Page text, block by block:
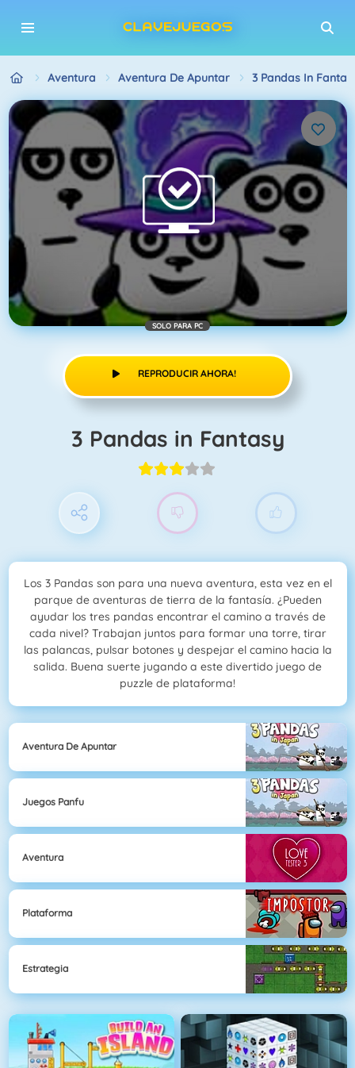
Aventura Aventura De Apuntar 3 Pandas In
SOLO PARA PC
REPRODUCIR AHORA!
3 Pandas in Fantasy
Los 3 Pandas son para una nueva aventura, esta vez en el
parque de aventuras de tierra de la fantasía. ¿Pueden
ayudar los tres pandas encontrar el camino a través de
cada nivel? Trabajan juntos para formar una torre, tirar
las palancas, pulsar botones y despejar el camino hacia la
salida. Buena suerte jugando a este divertido juego de
puzzle de plataforma!
Aventura De Apuntar
Juegos Panfu
Aventura
Plataforma
Estrategia